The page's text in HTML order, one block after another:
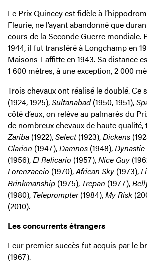
Le Prix Quincey est fidèle à
Fleurie, ne l’ayant abandonné que
cours de la Seconde Guerre mondiale.
1944, il fut transféré à Longchamp en
Maisons-Laffitte en 1943. Sa distance
1 600 mètres, à une exception, 2 000
Trois chevaux ont réalisé le doublé. Ce
(1924, 1925),Sultanabad(1950, 1951),
côté d’eux, on relève au palmarès du
de nombreux chevaux de haute qualité,
Zariba (1922),Select(1923),Dickens
Clarion (1947),Damnos (1948),Dynastie
(1956),El Relicario (1957),Nice Guy
Lorenzaccio (1970),African Sky (1973),
Brinkmanship (1975), Trepan (1977),
(1980), Teleprompter(1984),My Risk
(2010).
Les concurrents étrangers
Leur premier succès fut acquis par le
(1967).